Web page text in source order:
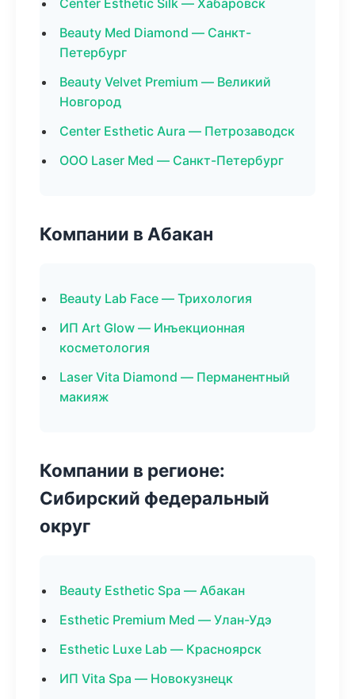
Center Esthetic Silk — Хабаровск
Beauty Med Diamond — Санкт-
Петербург
Beauty Velvet Premium — Великий
Новгород
Center Esthetic Aura — Петрозаводск
ООО Laser Med — Санкт-Петербург
Компании в Абакан
Beauty Lab Face — Трихология
ИП Art Glow — Инъекционная
косметология
Laser Vita Diamond — Перманентный
макияж
Компании в регионе:
Сибирский федеральный
округ
Beauty Esthetic Spa — Абакан
Esthetic Premium Med — Улан-Удэ
Esthetic Luxe Lab — Красноярск
ИП Vita Spa — Новокузнецк